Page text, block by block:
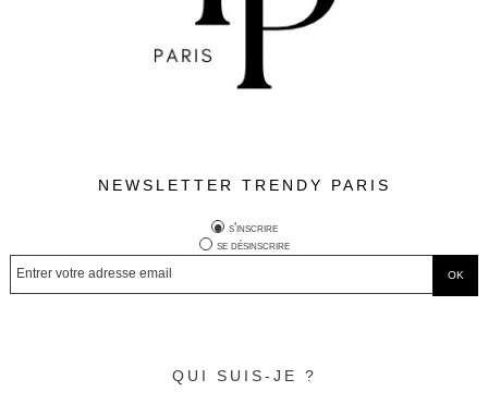
NEWSLETTER TRENDY PARIS
s'inscrire
se désinscrire
QUI SUIS-JE ?